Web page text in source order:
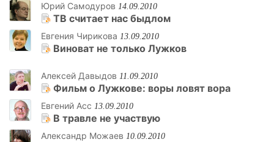
Юрий Самодуров 14.09.2010
ТВ считает нас быдлом
Евгения Чирикова 13.09.2010
Виноват не только Лужков
Алексей Давыдов 11.09.2010
Фильм о Лужкове: воры ловят вора
Евгений Асс 13.09.2010
В травле не участвую
Александр Можаев 10.09.2010